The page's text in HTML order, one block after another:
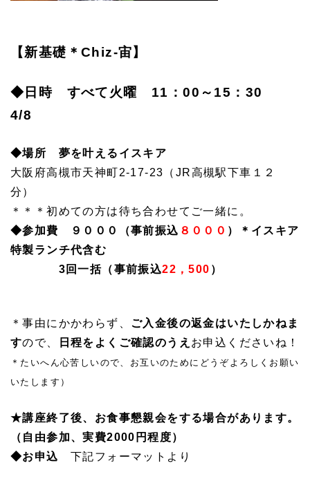
【新基礎＊Chiz-宙】
◆日時 すべて火曜 11：00～15：30
4/8
◆場所 夢を叶えるイスキア
大阪府高槻市天神町2-17-23（JR高槻駅下車１２
分）
＊＊＊初めての方は待ち合わせてご一緒に。
◆参加費 ９０００（事前振込 ８０００ ）＊イスキア
特製ランチ代含む
3回一括（事前振込22，500 ）
＊事由にかかわらず、 ご入金後の返金はいたしかねま
すので、 日程をよくご確認のうえ お申込くださいね！
＊たいへん心苦しいので、お互いのためにどうぞよろしくお願い
いたします）
★講座終了後、お食事懇親会をする場合があります。
（自由参加、実費2000円程度）
◆お申込 下記フォーマットより